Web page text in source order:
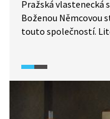
Pražská vlastenecká
Boženou Němcovou
touto společností.
mimořádné a